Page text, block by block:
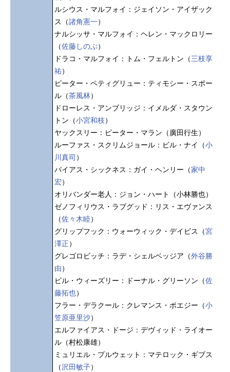
ルシウス・マルフォイ：ジェイソン・アイザック
ス（諸角憲一）
ナルシッサ・マルフォイ：ヘレン・マックロリー
（佐藤しのぶ）
ドラコ・マルフォイ：トム・フェルトン（三枝享
祐）
ピーター・ペティグリュー：ティモシー・スポー
ル（茶風林）
ドローレス・アンブリッジ：イメルダ・スタウン
トン（小宮和枝）
ヤックスリー：ピーター・マラン（廣田行生）
ルーファス・スクリムジョール：ビル・ナイ（小
川真司 ）
パイアス・シックネス：ガイ・ヘンリー（家中
宏）
オリバンダー老人：ジョン・ハート（小林勝也）
ゼノフィリウス・ラブグッド：リス・エヴァンス
（佐々木睦）
グリップフック：ウォーウィック・デイビス（宮
澤正）
グレゴロビッチ：ラデ・シェルベッジア（外谷勝
由）
ビル・ウィーズリー：ドーナル・グリーソン（佐
藤拓也）
フラー・デラクール：クレマンス・ポエジー（小
笠原亜里沙）
エルファイアス・ドージ：デヴィッド・ライオー
ル（村松康雄）
ミュリエル・プルウェット：マテロック・ギブス
（沢田敏子）